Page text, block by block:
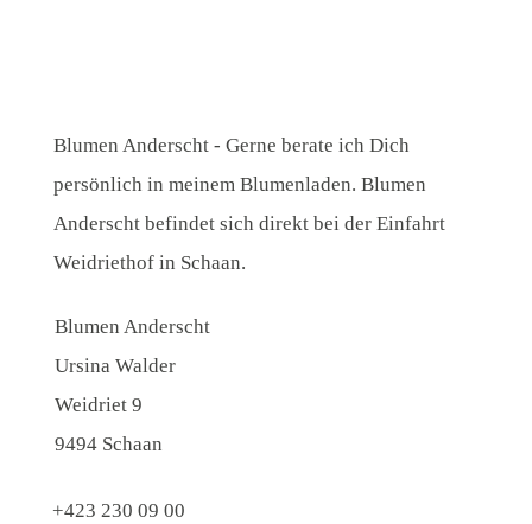
Blumen Anderscht - Gerne berate ich Dich
persönlich in meinem Blumenladen. Blumen
Anderscht befindet sich direkt bei der Einfahrt
Weidriethof in Schaan.
Blumen Anderscht
Ursina Walder
Weidriet 9
9494 Schaan
+423 230 09 00